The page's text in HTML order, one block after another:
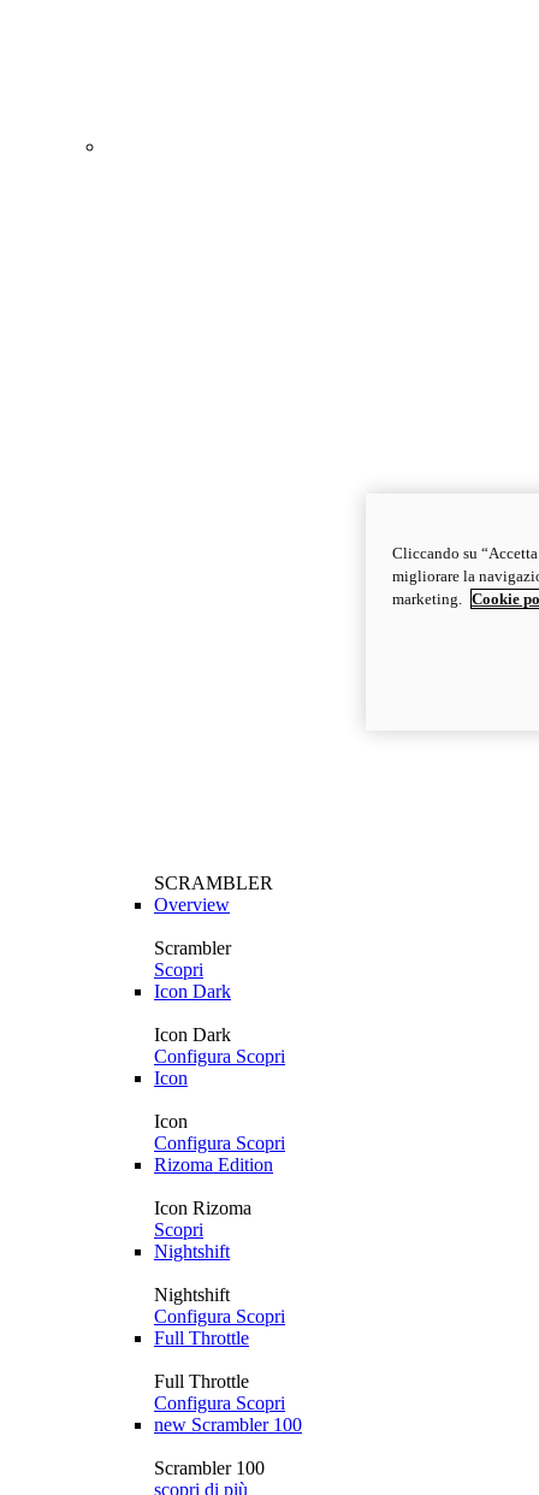
SCRAMBLER
Overview
Scrambler
Scopri
Icon Dark
Icon Dark
Configura Scopri
Icon
Icon
Configura Scopri
Rizoma Edition
Icon Rizoma
Scopri
Nightshift
Nightshift
Configura Scopri
Full Throttle
Full Throttle
Configura Scopri
new Scrambler 100
Scrambler 100
scopri di più
Cliccando su
migliorare la
marketing.
Cookie